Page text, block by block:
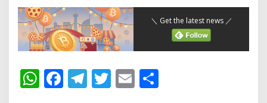
＼ Get the latest news ／
W F T T E